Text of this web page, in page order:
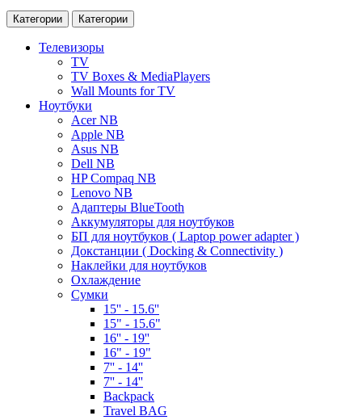
Категории Категории
Телевизоры
TV
TV Boxes & MediaPlayers
Wall Mounts for TV
Ноутбуки
Acer NB
Apple NB
Asus NB
Dell NB
HP Compaq NB
Lenovo NB
Адаптеры BlueTooth
Аккумуляторы для ноутбуков
БП для ноутбуков ( Laptop power adapter )
Докстанции ( Docking & Connectivity )
Наклейки для ноутбуков
Охлаждение
Сумки
15'' - 15.6''
15" - 15.6"
16'' - 19''
16" - 19"
7'' - 14''
7'' - 14''
Backpack
Travel BAG